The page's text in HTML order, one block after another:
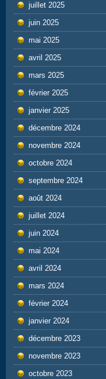
juillet 2025
juin 2025
mai 2025
avril 2025
mars 2025
février 2025
janvier 2025
décembre 2024
novembre 2024
octobre 2024
septembre 2024
août 2024
juillet 2024
juin 2024
mai 2024
avril 2024
mars 2024
février 2024
janvier 2024
décembre 2023
novembre 2023
octobre 2023